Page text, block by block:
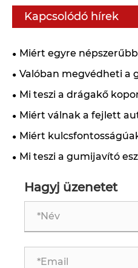
Kapcsolódó hírek
Miért egyre
gumiabroncs-
Valóban megvédheti a
feldobhatja járműve
szelepszár sapka?
Mi teszi a drágakő
egyedi választássá
Miért válnak a fejlett
biztonságosabb és
Miért
szelepsapkák a jármű
teljesítménye
Mi teszi a gumijavító
Hagyj üzenetet